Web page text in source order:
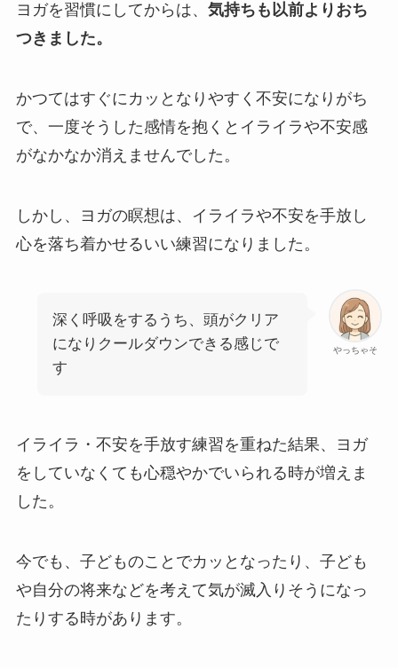
ヨガを習慣にしてからは、 気持ちも以前よりおち
つきました。
かつてはすぐにカッとなりやすく不安になりがち
で、一度そうした感情を抱くとイライラや不安感
がなかなか消えませんでした。
しかし、ヨガの瞑想は、イライラや不安を手放し
心を落ち着かせるいい練習になりました。
やっちゃそ
深く呼吸をするうち、頭がクリア
になりクールダウンできる感じで
す
イライラ・不安を手放す練習を重ねた結果、ヨガ
をしていなくても心穏やかでいられる時が増えま
した。
今でも、子どものことでカッとなったり、子ども
や自分の将来などを考えて気が滅入りそうになっ
たりする時があります。